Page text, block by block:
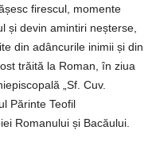
firescul, momente
și devin amintiri neșterse,
din adâncurile inimii și din
trăită la Roman, în ziua
„Sf. Cuv.
Părinte Teofil
Romanului și Bacăului.